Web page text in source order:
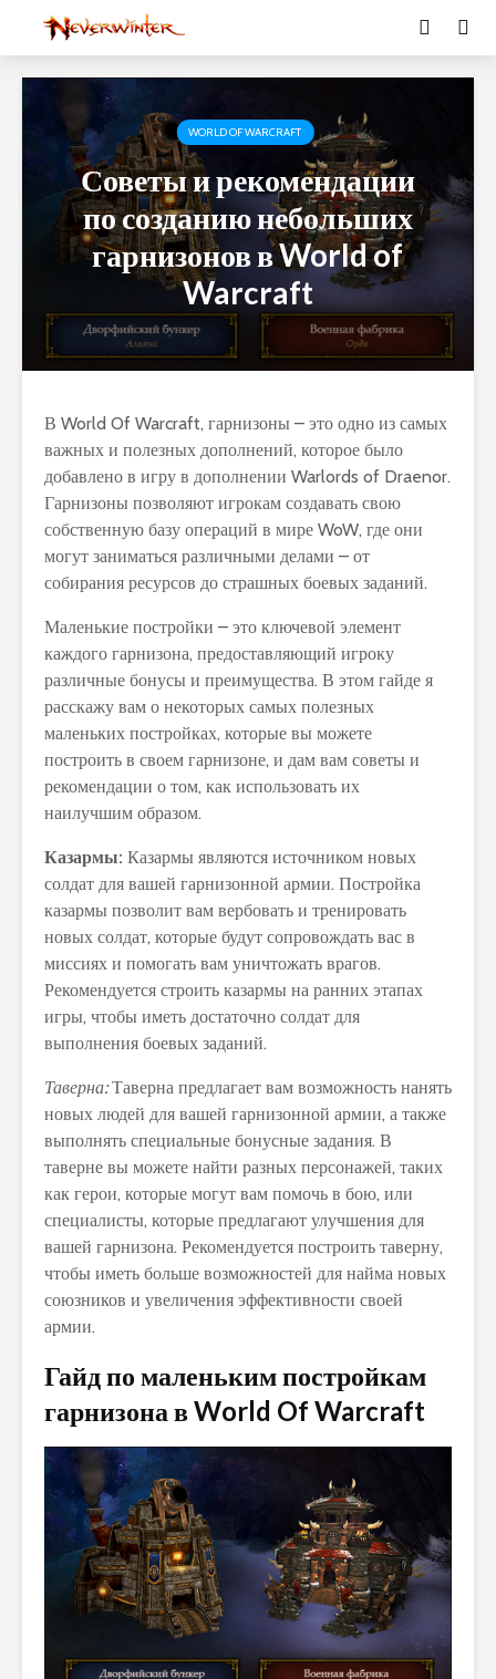
WORLD OF WARCRAFT
Советы и рекомендации
по созданию небольших
гарнизонов в World of
Warcraft
В World Of Warcraft, гарнизоны – это одно из самых
важных и полезных дополнений, которое было
добавлено в игру в дополнении Warlords of Draenor.
Гарнизоны позволяют игрокам создавать свою
собственную базу операций в мире WoW, где они
могут заниматься различными делами – от
собирания ресурсов до страшных боевых заданий.
Маленькие постройки – это ключевой элемент
каждого гарнизона, предоставляющий игроку
различные бонусы и преимущества. В этом гайде я
расскажу вам о некоторых самых полезных
маленьких постройках, которые вы можете
построить в своем гарнизоне, и дам вам советы и
рекомендации о том, как использовать их
наилучшим образом.
Казармы: Казармы являются источником новых
солдат для вашей гарнизонной армии. Постройка
казармы позволит вам вербовать и тренировать
новых солдат, которые будут сопровождать вас в
миссиях и помогать вам уничтожать врагов.
Рекомендуется строить казармы на ранних этапах
игры, чтобы иметь достаточно солдат для
выполнения боевых заданий.
Таверна:Таверна предлагает вам возможность нанять
новых людей для вашей гарнизонной армии, а также
выполнять специальные бонусные задания. В
таверне вы можете найти разных персонажей, таких
как герои, которые могут вам помочь в бою, или
специалисты, которые предлагают улучшения для
вашей гарнизона. Рекомендуется построить таверну,
чтобы иметь больше возможностей для найма новых
союзников и увеличения эффективности своей
армии.
Гайд по маленьким постройкам
гарнизона в World Of Warcraft